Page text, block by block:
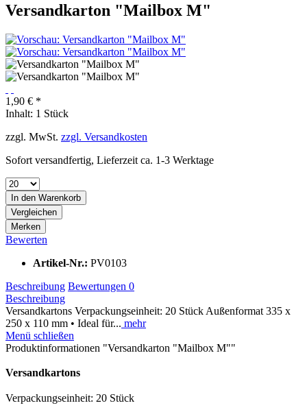
Versandkarton "Mailbox M"
1,90 € *
Inhalt: 1 Stück
zzgl. MwSt. zzgl. Versandkosten
Sofort versandfertig, Lieferzeit ca. 1-3 Werktage
In den Warenkorb
Vergleichen
Merken
Bewerten
Artikel-Nr.: PV0103
Beschreibung Bewertungen 0
Beschreibung
Versandkartons Verpackungseinheit: 20 Stück Außenformat 335 x
250 x 110 mm • Ideal für... mehr
Menü schließen
Produktinformationen "Versandkarton "Mailbox M""
Versandkartons
Verpackungseinheit: 20 Stück